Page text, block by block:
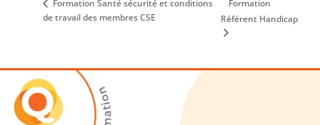
Formation Santé sécurité et conditions
de travail des membres CSE
Formation
Référent Handicap